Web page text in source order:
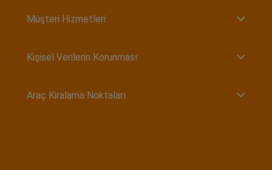
Müşteri Hizmetleri
Kişisel Verilerin Korunması
Araç Kiralama Noktaları